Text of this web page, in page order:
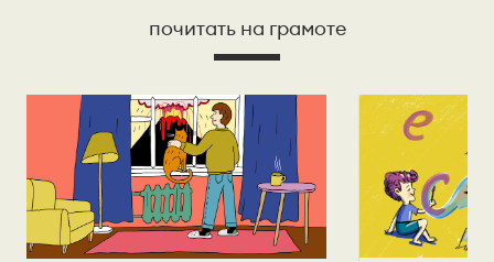
почитать на грамоте